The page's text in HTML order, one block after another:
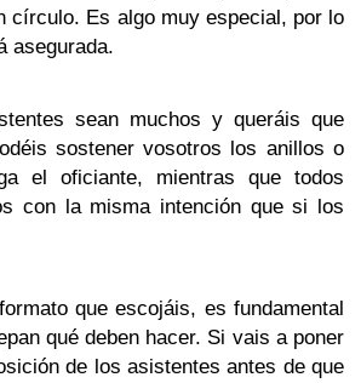
círculo. Es algo muy especial, por lo
asegurada.
sean muchos y queráis que
sostener vosotros los anillos o
el oficiante, mientras que todos
con la misma intención que si los
que escojáis, es fundamental
qué deben hacer. Si vais a poner
de los asistentes antes de que